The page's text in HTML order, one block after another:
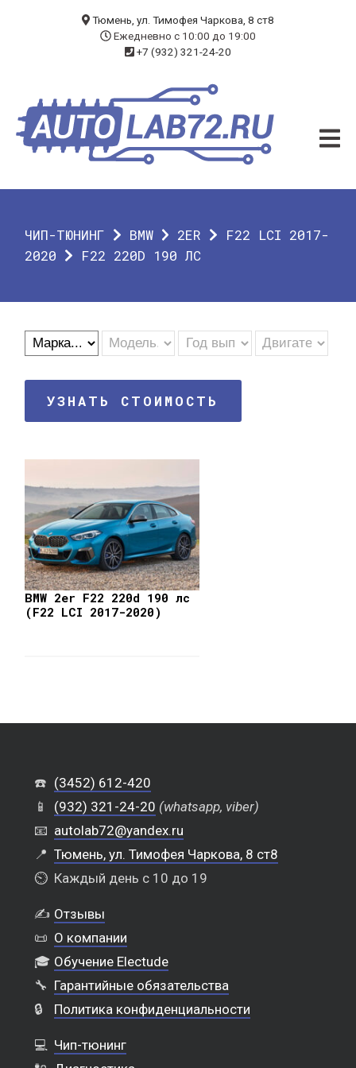
ЧИП-ТЮНИНГ
ДИАГНОСТИКА
О КОМПАНИИ
ГАРАНТИЯ
Тюмень, ул. Тимофея Чаркова, 8 ст8
Ежедневно с 10:00 до 19:00
+7 (932) 321-24-20
ЧИП-ТЮНИНГ BMW 2ER
F22 LCI 2017-
2020
F22 220D 190 ЛС
УЗНАТЬ СТОИМОСТЬ
BMW 2er F22 220d 190 лс
(F22 LCI 2017-2020)
☎️ (3452) 612-420
📱
(932) 321-24-20 (whatsapp, viber)
📧 autolab72@yandex.ru
📍 Тюмень, ул. Тимофея Чаркова, 8 ст8
⏲️ Каждый день с 10 до 19
✍️ Отзывы
📜 О компании
🎓 Обучение Electude
🔧 Гарантийные обязательства
🔒
Политика конфиденциальности
💻 Чип-тюнинг